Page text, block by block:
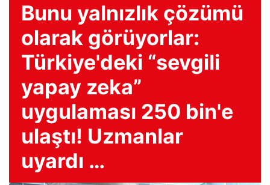
Bunu yalnızlık çözümü
olarak görüyorlar:
Türkiye'deki “sevgili
yapay zeka”
uygulaması 250 bin'e
ulaştı! Uzmanlar
uyardı …